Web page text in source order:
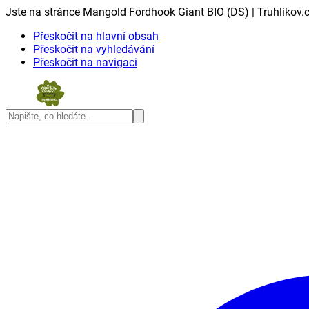
Jste na stránce Mangold Fordhook Giant BIO (DS) |
Přeskočit na hlavní obsah
Přeskočit na vyhledávání
Přeskočit na navigaci